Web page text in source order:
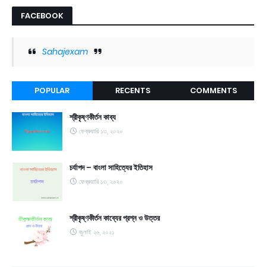
FACEBOOK
Sahajexam
POPULAR RECENTS COMMENTS
শ্রীকৃষ্ণকীর্তন কাব্য
ফেব্রুয়ারি ১৩, ২০২০
চর্যাপদ – বাংলা সাহিত্যের ইতিহাস
ফেব্রুয়ারি ১৩, ২০২০
শ্রীকৃষ্ণকীর্তন কাব্যের প্রশ্ন ও উত্তর
জুলাই ২৬, ২০২১